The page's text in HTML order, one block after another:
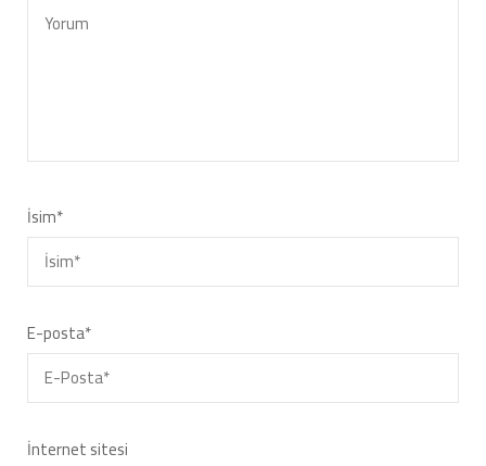
İsim*
E-posta*
İnternet sitesi